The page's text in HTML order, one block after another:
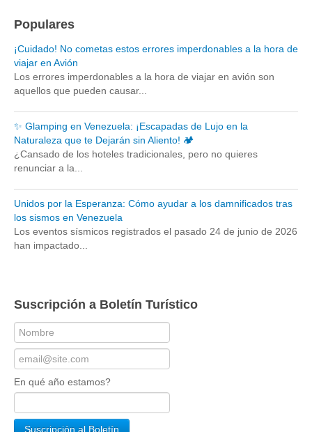
Populares
¡Cuidado! No cometas estos errores imperdonables a la hora de
viajar en Avión
Los errores imperdonables a la hora de viajar en avión son
aquellos que pueden causar...
✨ Glamping en Venezuela: ¡Escapadas de Lujo en la
Naturaleza que te Dejarán sin Aliento! 🏕️
¿Cansado de los hoteles tradicionales, pero no quieres
renunciar a la...
Unidos por la Esperanza: Cómo ayudar a los damnificados tras
los sismos en Venezuela
Los eventos sísmicos registrados el pasado 24 de junio de 2026
han impactado...
Suscripción a Boletín Turístico
En qué año estamos?